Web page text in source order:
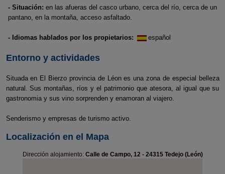
- Situación: en las afueras del casco urbano, cerca del río, cerca de un
pantano, en la montaña, acceso asfaltado.
- Idiomas hablados por los propietarios: español
Entorno y actividades
Situada en El Bierzo provincia de Léon es una zona de especial belleza
natural. Sus montañas, ríos y el patrimonio que atesora, al igual que su
gastronomia y sus vino sorprenden y enamoran al viajero.
Senderismo y empresas de turismo activo.
Localización en el Mapa
Dirección alojamiento: Calle de Campo, 12 - 24315 Tedejo (León)